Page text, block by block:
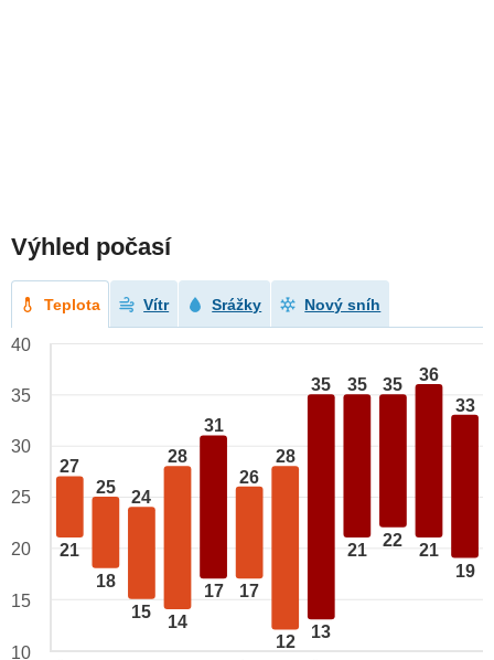
Výhled počasí
Teplota Vítr Srážky Nový sníh
27
21
25
18
24
15
28
14
31
17
26
17
28
12
35
13
35
21
35
22
36
21
33
19
40
35
30
25
20
15
10